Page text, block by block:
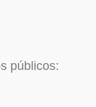
públicos: